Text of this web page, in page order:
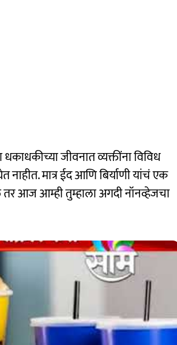
जीवनात व्यक्तींना विविध
मात्र ईद आणि बिर्याणी यांचं एक
आज आम्ही तुम्हाला अगदी नॉनव्हेजचा